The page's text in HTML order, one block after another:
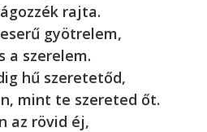
rajta.
gyötrelem,
a szerelem.
hű szeretetőd,
mint te szereted őt.
az rövid éj,